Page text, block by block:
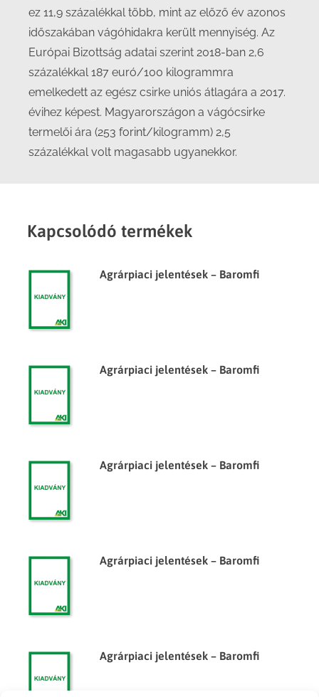
ez 11,9 százalékkal több, mint az előző év azonos
időszakában vágóhidakra került mennyiség. Az
Európai Bizottság adatai szerint 2018-ban 2,6
százalékkal 187 euró/100 kilogrammra
emelkedett az egész csirke uniós átlagára a 2017.
évihez képest. Magyarországon a vágócsirke
termelői ára (253 forint/kilogramm) 2,5
százalékkal volt magasabb ugyanekkor.
Kapcsolódó termékek
Agrárpiaci jelentések – Baromfi
Agrárpiaci jelentések – Baromfi
Agrárpiaci jelentések – Baromfi
Agrárpiaci jelentések – Baromfi
Agrárpiaci jelentések – Baromfi